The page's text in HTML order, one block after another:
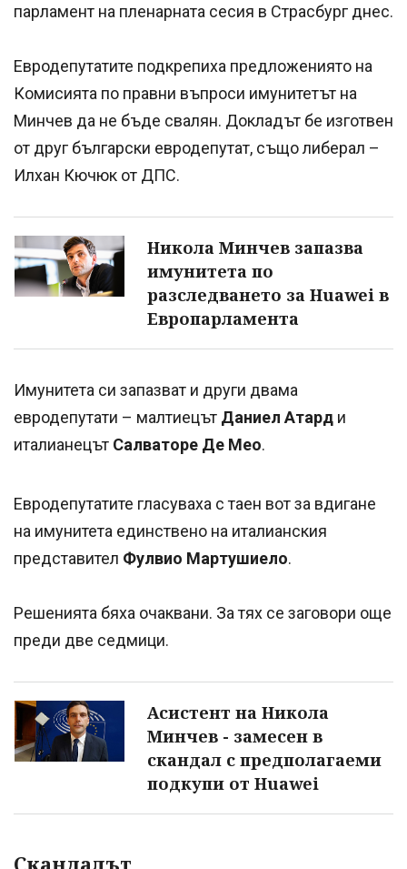
парламент на пленарната сесия в Страсбург днес.
Евродепутатите подкрепиха предложениято на
Комисията по правни въпроси имунитетът на
Минчев да не бъде свалян. Докладът бе изготвен
от друг български евродепутат, също либерал –
Илхан Кючюк от ДПС.
Никола Минчев запазва
имунитета по
разследването за Huawei в
Европарламента
Имунитета си запазват и други двама
евродепутати – малтиецът Даниел Атард и
италианецът Салваторе Де Мео.
Евродепутатите гласуваха с таен вот за вдигане
на имунитета единствено на италианския
представител Фулвио Мартушиело.
Решенията бяха очаквани. За тях се заговори още
преди две седмици.
Асистент на Никола
Минчев - замесен в
скандал с предполагаеми
подкупи от Huawei
Скандалът